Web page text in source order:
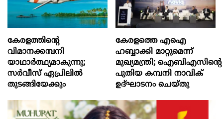
കേരളത്തിന്റെ
വിമാനക്കമ്പനി
യാഥാര്‍ത്ഥ്യമാകുന്നു;
സര്‍വീസ് ഏപ്രിലില്‍
തുടങ്ങിയേക്കും
കേരളത്തെ എഐ
ഹബ്ബാക്കി മാറ്റുമെന്ന്
മുഖ്യമന്ത്രി; ഐബിഎസിന്റെ
പുതിയ കമ്പനി നാവിക്
ഉദ്ഘാടനം ചെയ്തു